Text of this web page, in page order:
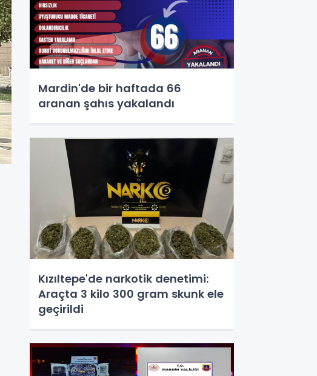
Mardin'de bir haftada 66
aranan şahıs yakalandı
Kızıltepe'de narkotik denetimi:
Araçta 3 kilo 300 gram skunk ele
geçirildi